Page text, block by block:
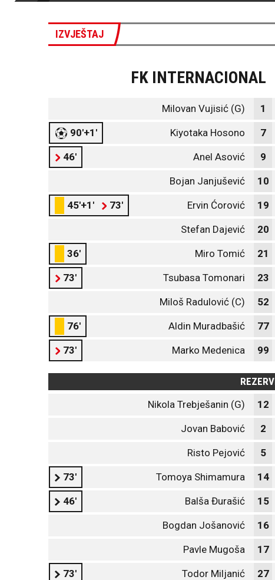
IZVJEŠTAJ
FK INTERNACIONAL
Milovan Vujisić (G) 1
90'+1' Kiyotaka Hosono 7
46' Anel Asović 9
Bojan Janjušević 10
45'+1' 73' Ervin Ćorović 19
Stefan Dajević 20
36' Miro Tomić 21
73' Tsubasa Tomonari 23
Miloš Radulović (C) 52
76' Aldin Muradbašić 77
73' Marko Medenica 99
Nikola Trebješanin (G)
12
Jovan Babović 2
Risto Pejović 5
73' Tomoya Shimamura 14
46' Balša Đurašić 15
Bogdan Jošanović 16
Pavle Mugoša 17
73' Todor Miljanić 27